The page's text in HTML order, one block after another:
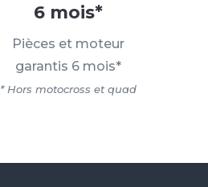
6 mois*
Pièces et moteur
garantis 6 mois*
* Hors motocross et quad